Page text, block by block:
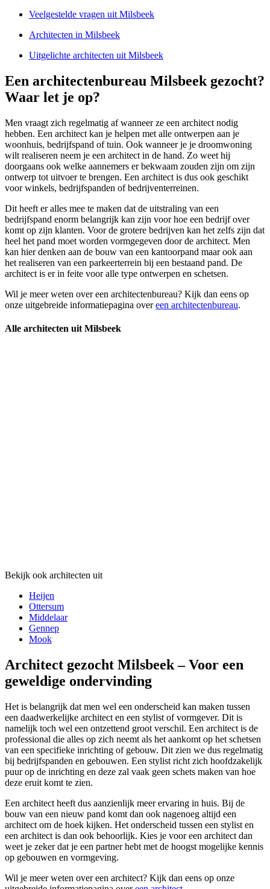
Veelgestelde vragen uit Milsbeek
Architecten in Milsbeek
Uitgelichte architecten uit Milsbeek
Een architectenbureau Milsbeek gezocht?
Waar let je op?
Men vraagt zich regelmatig af wanneer ze een architect nodig
hebben. Een architect kan je helpen met alle ontwerpen aan je
woonhuis, bedrijfspand of tuin. Ook wanneer je je droomwoning
wilt realiseren neem je een architect in de hand. Zo weet hij
doorgaans ook welke aannemers er bekwaam zouden zijn om zijn
ontwerp tot uitvoer te brengen. Een architect is dus ook geschikt
voor winkels, bedrijfspanden of bedrijventerreinen.
Dit heeft er alles mee te maken dat de uitstraling van een
bedrijfspand enorm belangrijk kan zijn voor hoe een bedrijf over
komt op zijn klanten. Voor de grotere bedrijven kan het zelfs zijn dat
heel het pand moet worden vormgegeven door de architect. Men
kan hier denken aan de bouw van een kantoorpand maar ook aan
het realiseren van een parkeerterrein bij een bestaand pand. De
architect is er in feite voor alle type ontwerpen en schetsen.
Wil je meer weten over een architectenbureau? Kijk dan eens op
onze uitgebreide informatiepagina overeen architectenbureau.
Alle architecten uit Milsbeek
Bekijk ook architecten uit
Heijen
Ottersum
Middelaar
Gennep
Mook
Architect gezocht Milsbeek – Voor een
geweldige ondervinding
Het is belangrijk dat men wel een onderscheid kan maken tussen
een daadwerkelijke architect en een stylist of vormgever. Dit is
namelijk toch wel een ontzettend groot verschil. Een architect is de
professional die alles op zich neemt als het aankomt op het schetsen
van een specifieke inrichting of gebouw. Dit zien we dus regelmatig
bij bedrijfspanden en gebouwen. Een stylist richt zich hoofdzakelijk
puur op de inrichting en deze zal vaak geen schets maken van hoe
deze eruit komt te zien.
Een architect heeft dus aanzienlijk meer ervaring in huis. Bij de
bouw van een nieuw pand komt dan ook nagenoeg altijd een
architect om de hoek kijken. Het onderscheid tussen een stylist en
een architect is dan ook behoorlijk. Kies je voor een architect dan
weet je zeker dat je een partner hebt met de hoogst mogelijke kennis
op gebouwen en vormgeving.
Wil je meer weten over een architect? Kijk dan eens op onze